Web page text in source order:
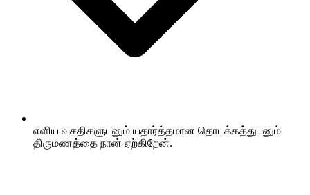
எளிய வசதிகளுடனும் யதார்த்தமான தொடக்கத்துடனும்
திருமணத்தை நான் ஏற்கிறேன்.